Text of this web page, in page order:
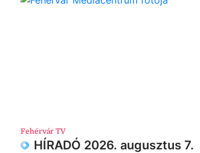
Fehérvár TV
HÍRADÓ 2026. augusztus 7.